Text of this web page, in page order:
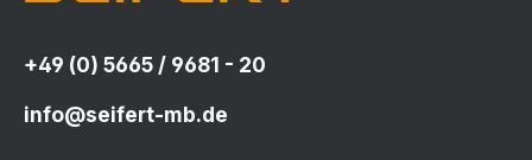
+49 (0) 5665 / 9681 - 20
info@seifert-mb.de